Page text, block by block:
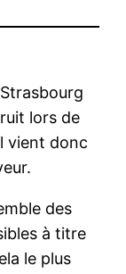
lors de
vient donc
des
à titre
le plus